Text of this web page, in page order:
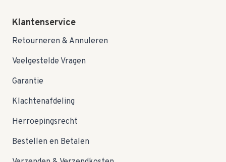
Klantenservice
Retourneren & Annuleren
Veelgestelde Vragen
Garantie
Klachtenafdeling
Herroepingsrecht
Bestellen en Betalen